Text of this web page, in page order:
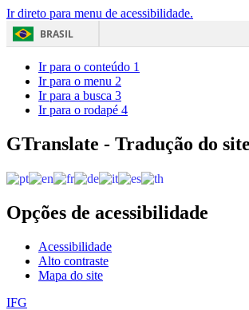
Ir direto para menu de acessibilidade.
BRASIL
Acesso à
Ir para o conteúdo 1
Ir para o menu 2
Ir para a busca 3
Ir para o rodapé 4
GTranslate - Tradução do site
Opções de acessibilidade
Acessibilidade
Alto contraste
Mapa do site
IFG